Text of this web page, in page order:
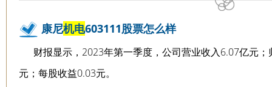
康尼机电603111股票怎么样
财报显示，2023年第一季度，公司营业收入6.07亿元
元；每股收益0.03元。